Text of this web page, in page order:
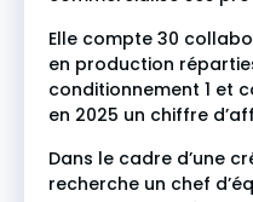
Elle compte 30
en production
conditionnement 1 et
en 2025 un chiffre
Dans le cadre d’une
recherche un chef